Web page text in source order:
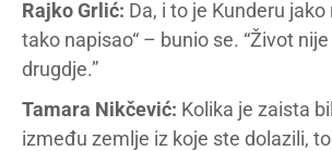
Rajko Grlić: Da, i to je Kunderu
tako napisao“ – bunio se. “Život
drugdje.”
Tamara Nikčević: Kolika je zaista
između zemlje iz koje ste dolazili,